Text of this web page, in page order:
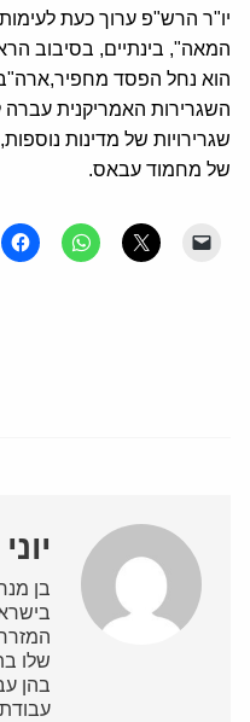
יו"ר הרש"פ ערוך כעת
המאה", בינתיים, בסיבוב
הוא נחל הפסד
השגרירות האמריקנית עברה
שגרירויות של מדינות
של מחמוד עבאס.
בן
המזרח
שלו
בהן